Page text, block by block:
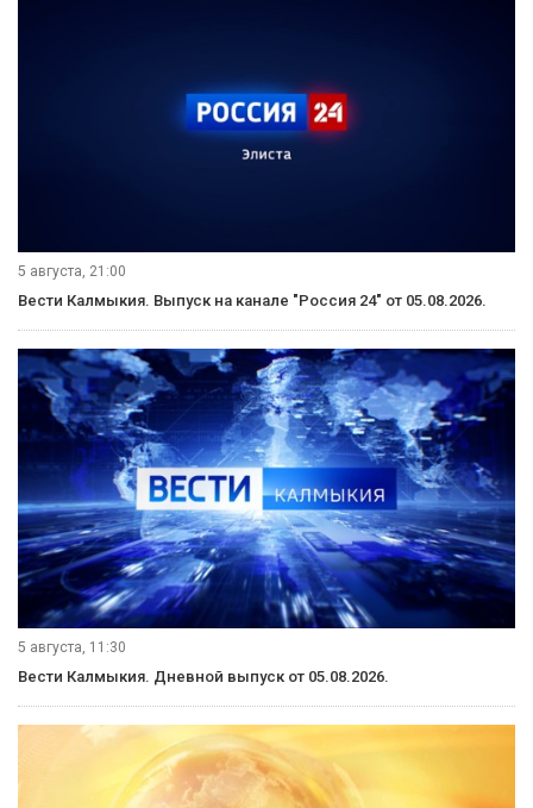
5 августа, 21:00
Вести Калмыкия. Выпуск на канале "Россия 24" от 05.08.2026.
5 августа, 11:30
Вести Калмыкия. Дневной выпуск от 05.08.2026.